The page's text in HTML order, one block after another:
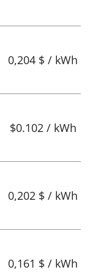
0,204 $ / kWh
$0.102 / kWh
0,202 $ / kWh
0,161 $ / kWh